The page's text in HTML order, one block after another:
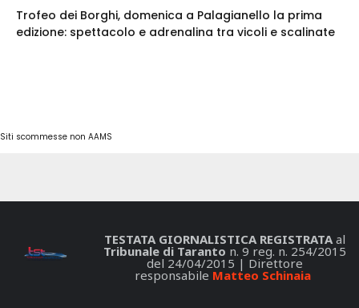
Trofeo dei Borghi, domenica a Palagianello la prima
edizione: spettacolo e adrenalina tra vicoli e scalinate
Siti scommesse non AAMS
TESTATA GIORNALISTICA REGISTRATAal
Tribunale di Taranto n. 9 reg. n. 254/2015
del 24/04/2015 | Direttore
responsabile Matteo Schinaia